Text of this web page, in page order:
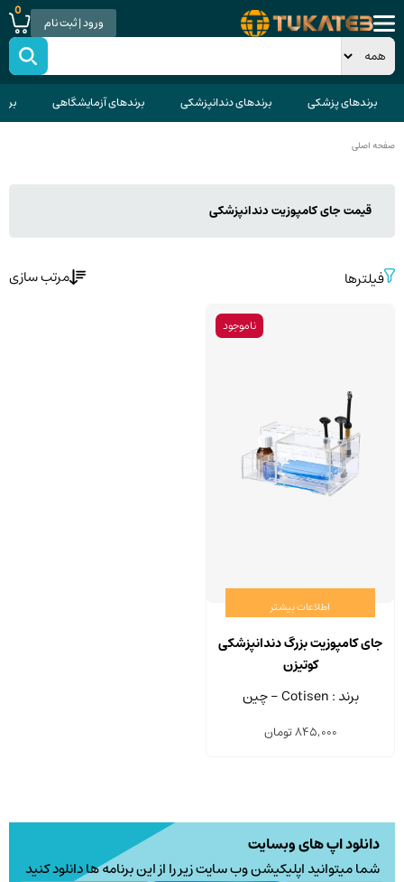
ورود | ثبت نام
0
برندهای پزشکی برندهای دندانپزشکی برندهای آزمایشگاهی
صفحه اصلی
قیمت جای کامپوزیت دندانپزشکی
فیلترها مرتب سازی
ناموجود
اطلاعات بیشتر
جای کامپوزیت بزرگ دندانپزشکی
کوتیزن
برند : Cotisen - چین
845,000تومان
دانلود اپ های وبسایت
شما میتوانید اپلیکیشن وب سایت زیر را از این برنامه ها دانلود کنید